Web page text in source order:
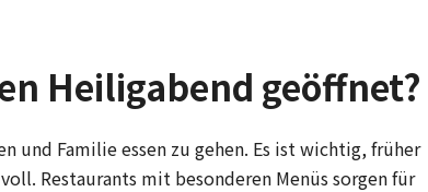
Heiligabend geöffnet?
und Familie essen zu gehen. Es ist wichtig, früher
Restaurants mit besonderen Menüs sorgen für